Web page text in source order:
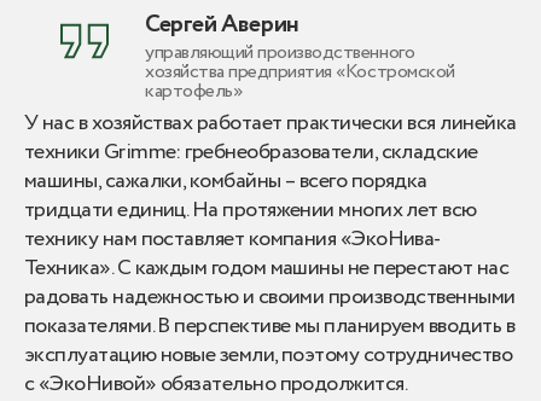
У нас в хозяйствах работает практически вся линейка
техники Grimme: гребнеобразователи, складские
машины, сажалки, комбайны – всего порядка
тридцати единиц. На протяжении многих лет всю
технику нам поставляет компания «ЭкоНива-
Техника». С каждым годом машины не перестают нас
радовать надежностью и своими производственными
показателями. В перспективе мы планируем вводить в
эксплуатацию новые земли, поэтому сотрудничество
с «ЭкоНивой» обязательно продолжится.
Сергей Аверин
управляющий производственного
хозяйства предприятия «Костромской
картофель»